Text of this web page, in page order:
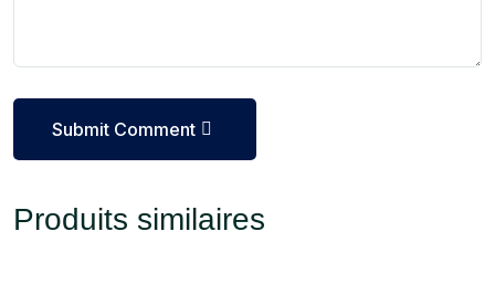
Submit Comment
Produits similaires